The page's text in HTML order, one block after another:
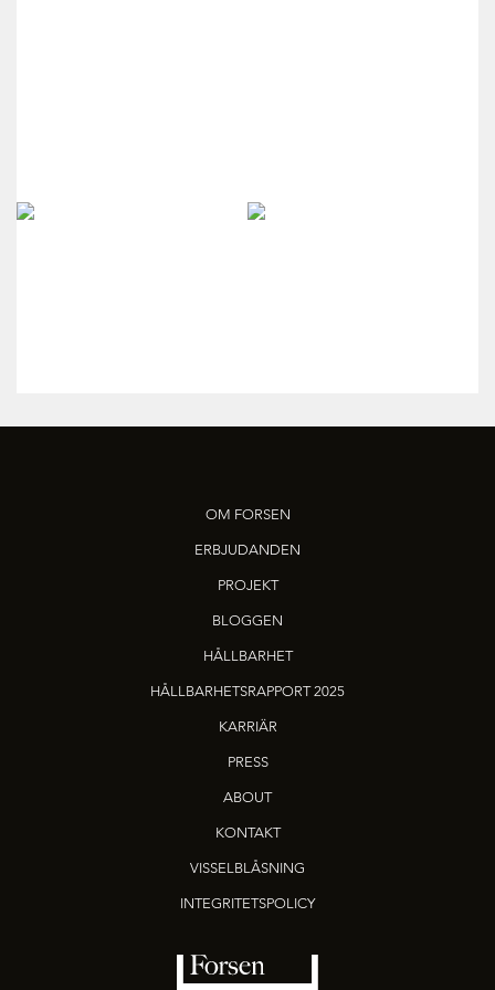
OM FORSEN
ERBJUDANDEN
PROJEKT
BLOGGEN
HÅLLBARHET
HÅLLBARHETSRAPPORT 2025
KARRIÄR
PRESS
ABOUT
KONTAKT
VISSELBLÅSNING
INTEGRITETSPOLICY